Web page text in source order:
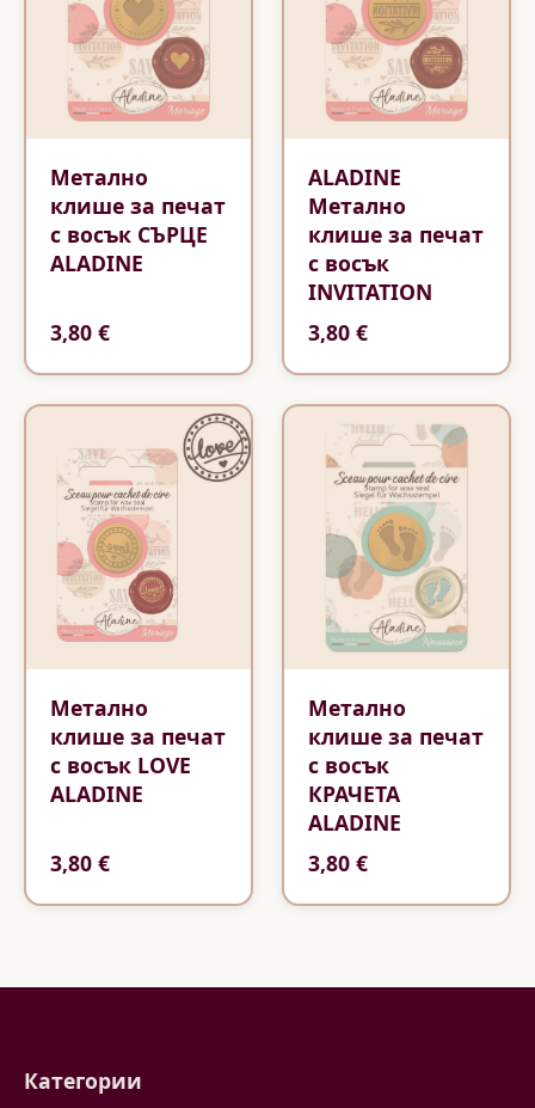
Метално
клише за печат
с восък СЪРЦЕ
ALADINE
3,80 €
ALADINE
Метално
клише за печат
с восък
INVITATION
3,80 €
Метално
клише за печат
с восък LOVE
ALADINE
3,80 €
Метално
клише за печат
с восък
КРАЧЕТА
ALADINE
3,80 €
Категории